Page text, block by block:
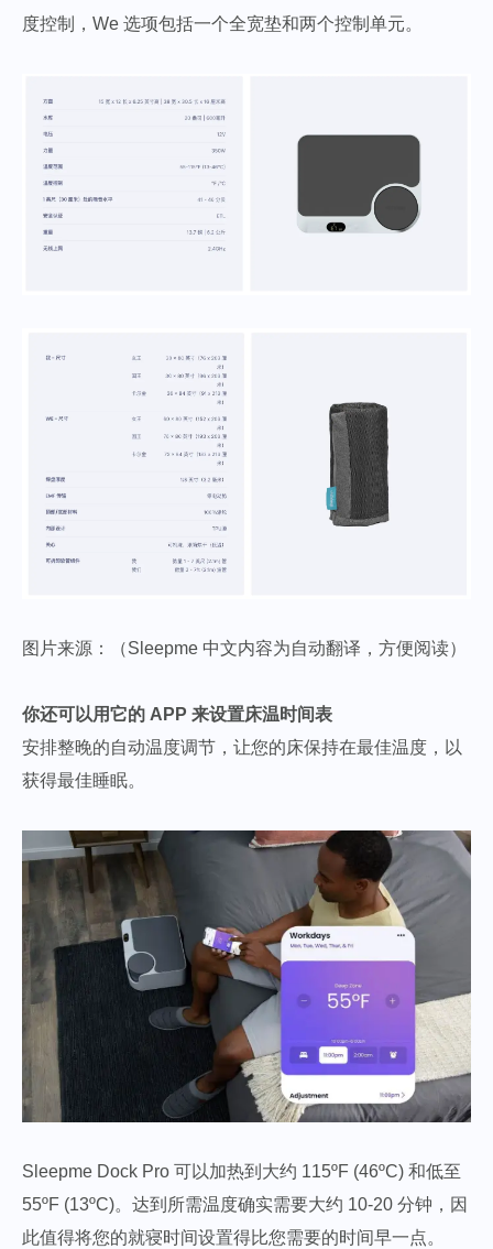
度控制，We 选项包括一个全宽垫和两个控制单元。
图片来源：（Sleepme 中文内容为自动翻译，方便阅读）
你还可以用它的 APP 来设置床温时间表
安排整晚的自动温度调节，让您的床保持在最佳温度，以
获得最佳睡眠。
Sleepme Dock Pro 可以加热到大约 115ºF (46ºC) 和低至
55ºF (13ºC)。达到所需温度确实需要大约 10-20 分钟，因
此值得将您的就寝时间设置得比您需要的时间早一点。